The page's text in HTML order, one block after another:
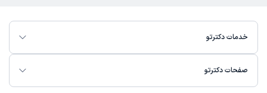
خدمات دکترتو
صفحات دکترتو